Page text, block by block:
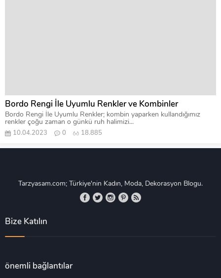
Bordo Rengi İle Uyumlu Renkler ve Kombinler
Bordo Rengi İle Uyumlu Renkler; kombin yaparken kullandığımız
renkler çoğu zaman o günkü ruh halimizi...
10.04.2023 0 18.885
Tarzyasam.com; Türkiye'nin Kadın, Moda, Dekorasyon Blogu.
Bize Katılın
önemli bağlantılar